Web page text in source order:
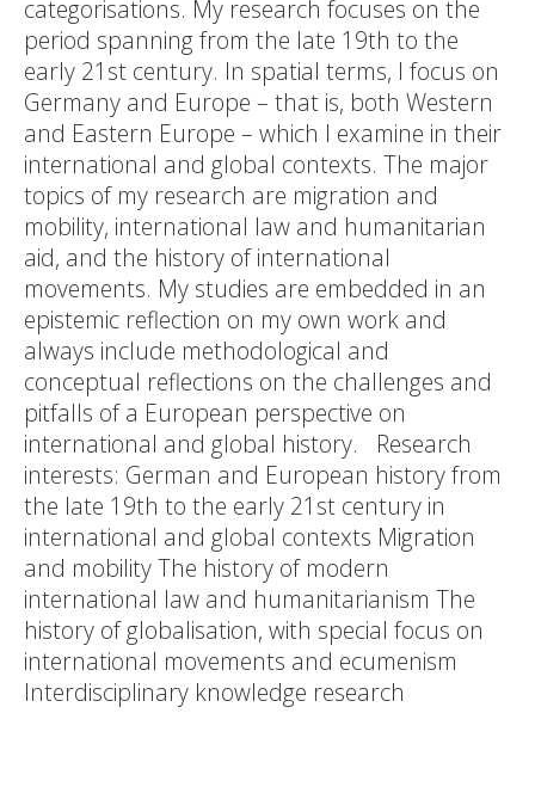
categorisations. My research focuses on the
period spanning from the late 19th to the
early 21st century. In spatial terms, I focus on
Germany and Europe – that is, both Western
and Eastern Europe – which I examine in their
international and global contexts. The major
topics of my research are migration and
mobility, international law and humanitarian
aid, and the history of international
movements. My studies are embedded in an
epistemic reflection on my own work and
always include methodological and
conceptual reflections on the challenges and
pitfalls of a European perspective on
international and global history. Research
interests: German and European history from
the late 19th to the early 21st century in
international and global contexts Migration
and mobility The history of modern
international law and humanitarianism The
history of globalisation, with special focus on
international movements and ecumenism
Interdisciplinary knowledge research